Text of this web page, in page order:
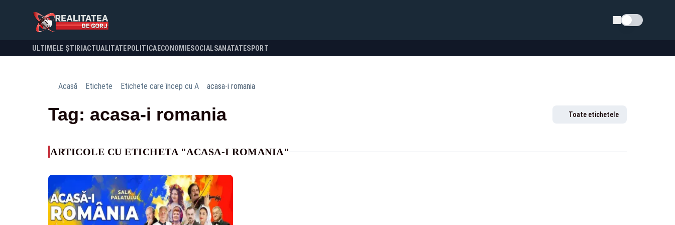
Schimba tema
ULTIMELE ȘTIRI ACTUALITATE POLITICA ECONOMIESOCIALSANATATESPORT
Acasă Etichete Etichete care încep cu A acasa-i romania
Tag: acasa-i romania Toate etichetele
ARTICOLE CU ETICHETA "ACASA-I ROMANIA"